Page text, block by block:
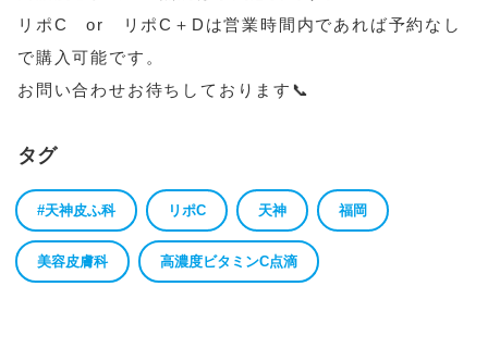
リポC or リポC＋Dは営業時間内であれば予約なし
で購入可能です。
お問い合わせお待ちしております📞
タグ
#天神皮ふ科 リポC 天神 福岡
美容皮膚科 高濃度ビタミンC点滴